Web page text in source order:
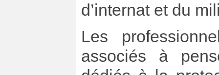
d’internat et du
Les
associés à